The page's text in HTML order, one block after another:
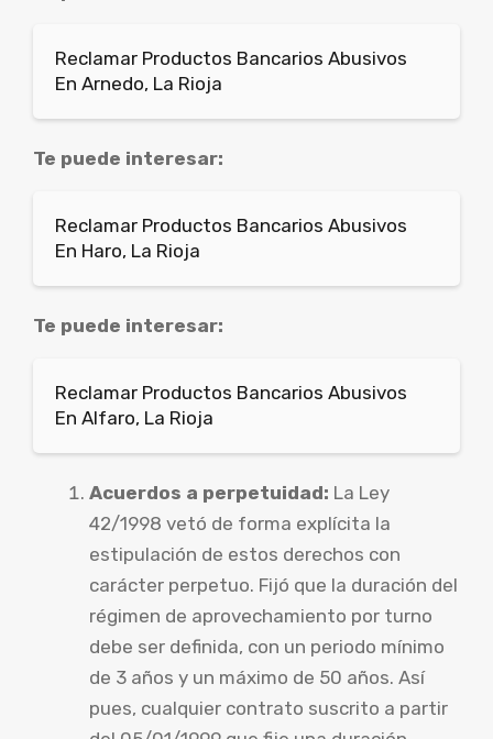
Reclamar Productos Bancarios Abusivos
En Arnedo, La Rioja
Te puede interesar:
Reclamar Productos Bancarios Abusivos
En Haro, La Rioja
Te puede interesar:
Reclamar Productos Bancarios Abusivos
En Alfaro, La Rioja
Acuerdos a perpetuidad: La Ley
42/1998 vetó de forma explícita la
estipulación de estos derechos con
carácter perpetuo. Fijó que la duración del
régimen de aprovechamiento por turno
debe ser definida, con un periodo mínimo
de 3 años y un máximo de 50 años. Así
pues, cualquier contrato suscrito a partir